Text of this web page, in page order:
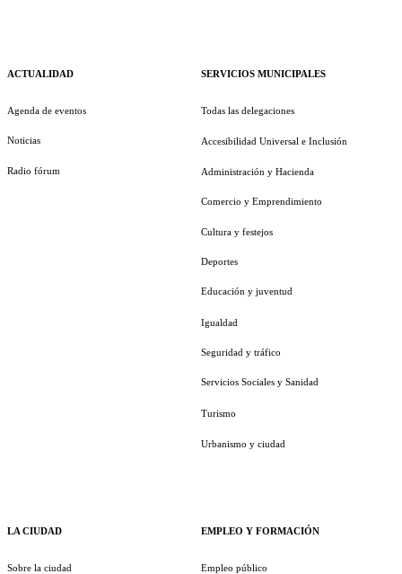
ACTUALIDAD
Agenda de eventos
Noticias
Radio fórum
LA CIUDAD
Sobre la ciudad
SERVICIOS MUNICIPALES
Todas las delegaciones
Accesibilidad Universal e Inclusión
Administración y Hacienda
Comercio y Emprendimiento
Cultura y festejos
Deportes
Educación y juventud
Igualdad
Seguridad y tráfico
Servicios Sociales y Sanidad
Turismo
Urbanismo y ciudad
EMPLEO Y FORMACIÓN
Empleo público